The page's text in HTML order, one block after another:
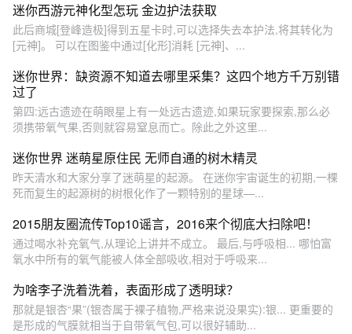
迷你西游元神化型怎玩 金边护法获取
此后商城[登峰造极]得到五星卡时,可以选择失去本护法,将其转化为
[元神]。 可以在图鉴中通过[化形]消耗 [元神]、...
迷你世界：缺资源不知道去哪里采集？这四个地方千万别错
过了
第四:远古遗迹在萌眼星上有一处远古遗迹,如果玩家要探索,那么必
须携带氧气果,否则就容易窒息而亡。除此之外这里...
迷你世界 迷萌星原住民 无师自通的树木精灵
昨天清水和大家分享了迷萌星的起源。 在迷你宇宙诞生的初期,一棵
死而复生的起源树的树根化作了一颗特别的星球—...
2015朋友圈流传Top10谣言，2016来个彻底大扫除吧！
通过喝水补充氧气,从理论上讲并不成立。 最后,与呼吸相... 哪怕富
氧水中所有的氧气能被人体全部吸收,相对于呼吸来...
为啥李子洗着洗着，表面形成了透明球？
那就是银杏“果”(银杏属于裸子植物,严格来说没果实):银... 更重要的
是形成的气膜就相当于自带氧气包,可以很好辅助...